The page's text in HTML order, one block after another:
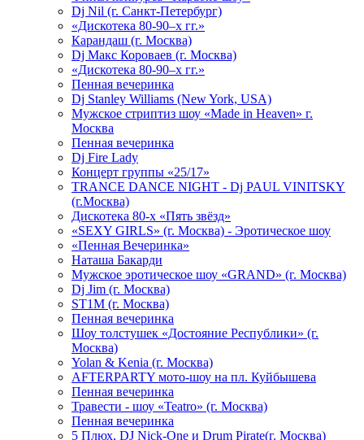
Dj Nil (г. Санкт-Петербург)
«Дискотека 80-90–х гг.»
Карандаш (г. Москва)
Dj Макс Короваев (г. Москва)
«Дискотека 80-90–х гг.»
Пенная вечеринка
Dj Stanley Williams (New York, USA)
Мужское стриптиз шоу «Made in Heaven» г.
Москва
Пенная вечеринка
Dj Fire Lady
Концерт группы «25/17»
TRANCE DANCE NIGHT - Dj PAUL VINITSKY
(г.Москва)
Дискотека 80-х «Пять звёзд»
«SEXY GIRLS» (г. Москва) - Эротическое шоу
«Пенная Вечеринка»
Hаташа Бакарди
Мужское эротическое шоу «GRAND» (г. Москва)
Dj Jim (г. Москва)
ST1M (г. Москва)
Пенная вечеринка
Шоу толстушек «Достояние Республики» (г.
Москва)
Yolan & Kenia (г. Москва)
AFTERPARTY мото-шоу на пл. Куйбышева
Пенная вечеринка
Травести - шоу «Teatro» (г. Москва)
Пенная вечеринка
5 Плюх, DJ Nick-One и Drum Pirate(г. Москва)